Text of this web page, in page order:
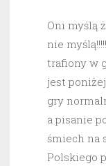
Oni myślą
nie
trafiony w
jest
gry
a pisanie
śmiech na
Polskiego